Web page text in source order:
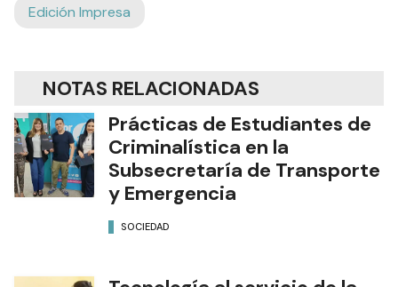
Edición Impresa
NOTAS RELACIONADAS
Prácticas de Estudiantes de
Criminalística en la
Subsecretaría de Transporte
y Emergencia
SOCIEDAD